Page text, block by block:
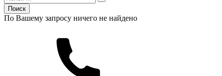
Поиск
По Вашему запросу ничего не найдено